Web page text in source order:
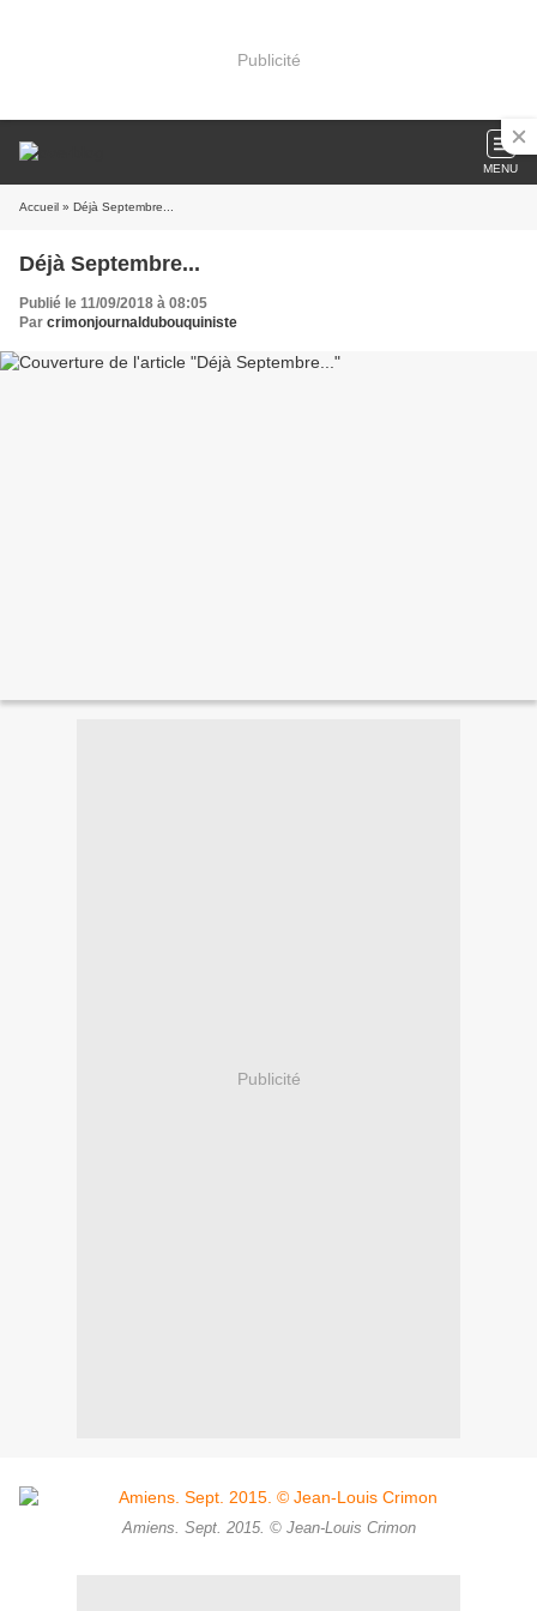
Publicité
MENU
Accueil » Déjà Septembre...
Déjà Septembre...
Publié le 11/09/2018 à 08:05
Par crimonjournaldubouquiniste
Publicité
Amiens. Sept. 2015. © Jean-Louis Crimon